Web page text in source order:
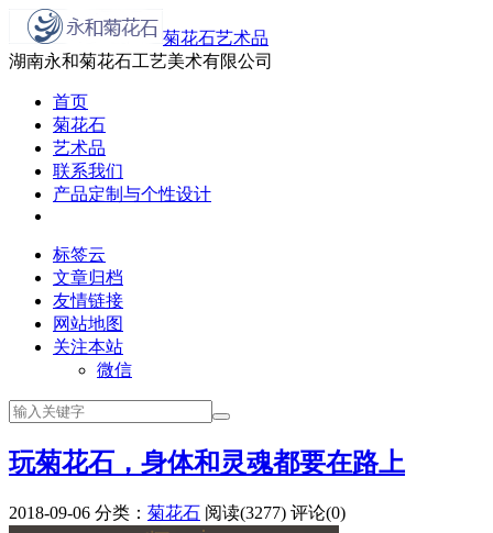
菊花石艺术品
湖南永和菊花石工艺美术有限公司
首页
菊花石
艺术品
联系我们
产品定制与个性设计
标签云
文章归档
友情链接
网站地图
关注本站
微信
玩菊花石，身体和灵魂都要在路上
2018-09-06 分类： 菊花石 阅读(3277) 评论(0)